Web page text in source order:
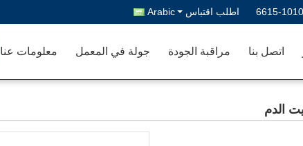
اطلب اقتباس Arabic
معلومات عنا جولة في المعمل مراقبة الجودة اتصل بنا